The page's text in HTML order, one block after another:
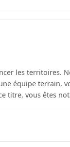
client recherche un
équipe terrain,
de réseaux et d'infrastructures électriques.